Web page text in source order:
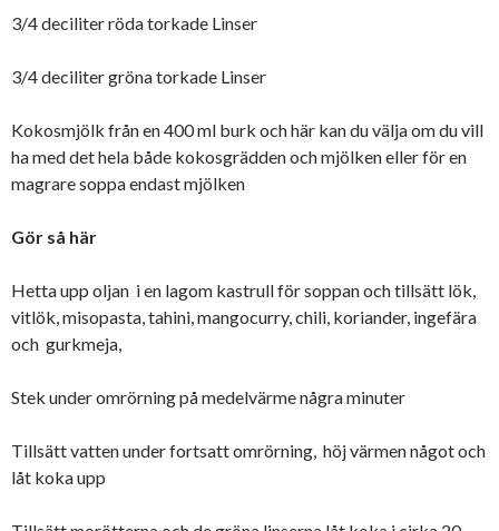
3/4 deciliter röda torkade Linser
3/4 deciliter gröna torkade Linser
Kokosmjölk från en 400 ml burk och här kan du välja om du vill
ha med det hela både kokosgrädden och mjölken eller för en
magrare soppa endast mjölken
Gör så här
Hetta upp oljan i en lagom kastrull för soppan och tillsätt lök,
vitlök, misopasta, tahini, mangocurry, chili, koriander, ingefära
och gurkmeja,
Stek under omrörning på medelvärme några minuter
Tillsätt vatten under fortsatt omrörning, höj värmen något och
låt koka upp